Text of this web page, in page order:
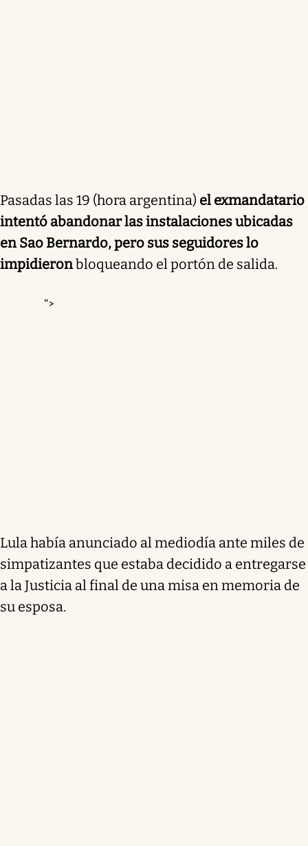
Pasadas las 19 (hora argentina) el exmandatario
intentó abandonar las instalaciones ubicadas
en Sao Bernardo, pero sus seguidores lo
impidieronbloqueando el portón de salida.
">
Lula había anunciado al mediodía ante miles de
simpatizantes que estaba decidido a entregarse
a la Justicia al final de una misa en memoria de
su esposa.